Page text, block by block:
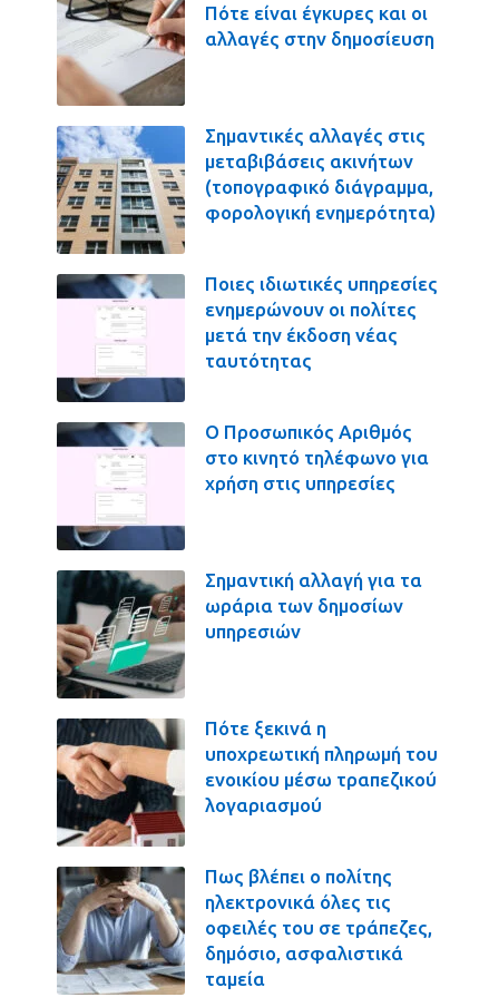
Πότε είναι έγκυρες και οι
αλλαγές στην δημοσίευση
Σημαντικές αλλαγές στις
μεταβιβάσεις ακινήτων
(τοπογραφικό διάγραμμα,
φορολογική ενημερότητα)
Ποιες ιδιωτικές υπηρεσίες
ενημερώνουν οι πολίτες
μετά την έκδοση νέας
ταυτότητας
Ο Προσωπικός Αριθμός
στο κινητό τηλέφωνο για
χρήση στις υπηρεσίες
Σημαντική αλλαγή για τα
ωράρια των δημοσίων
υπηρεσιών
Πότε ξεκινά η
υποχρεωτική πληρωμή του
ενοικίου μέσω τραπεζικού
λογαριασμού
Πως βλέπει ο πολίτης
ηλεκτρονικά όλες τις
οφειλές του σε τράπεζες,
δημόσιο, ασφαλιστικά
ταμεία